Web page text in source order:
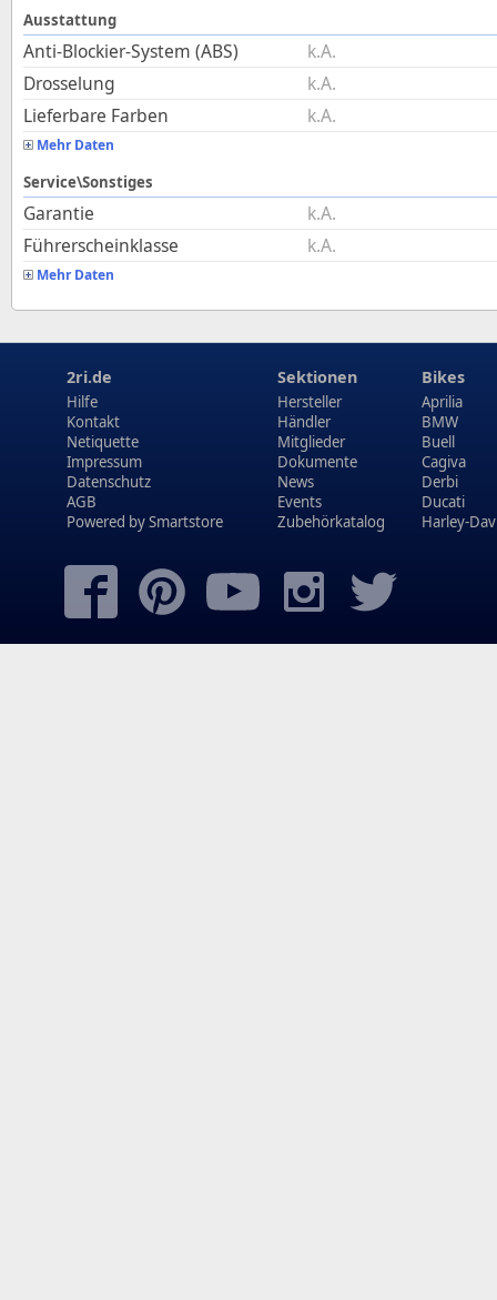
Ausstattung
Anti-Blockier-System (ABS)
k.A.
Drosselung
k.A.
Lieferbare Farben
k.A.
Mehr Daten
Service\Sonstiges
Garantie
k.A.
Führerscheinklasse
k.A.
Mehr Daten
2ri.de
Hilfe
Kontakt
Netiquette
Impressum
Datenschutz
AGB
Powered bySmartstore
Sektionen
Hersteller
Händler
Mitglieder
Dokumente
News
Events
Zubehörkatalog
Bikes
Aprilia
BMW
Buell
Cagiva
Derbi
Ducati
Harley-